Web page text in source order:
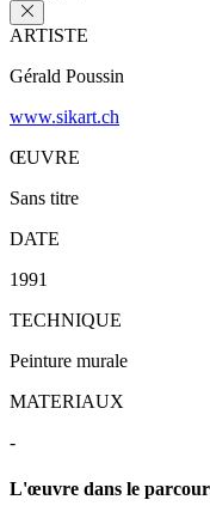
ARTISTE
Gérald Poussin
www.sikart.ch
ŒUVRE
Sans titre
DATE
1991
TECHNIQUE
Peinture murale
MATERIAUX
-
L'œuvre dans le